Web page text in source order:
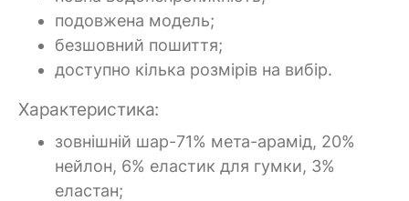
подовжена модель;
безшовний пошиття;
доступно кілька розмірів на вибір.
Характеристика:
зовнішній шар-71% мета-арамід, 20%
нейлон, 6% еластик для гумки, 3%
еластан;